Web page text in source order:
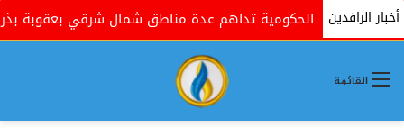
أخبار الرافدين
القوات الحكومية تداهم عدة مناطق شمال شرقي بعقوبة بذريعة
القائمة